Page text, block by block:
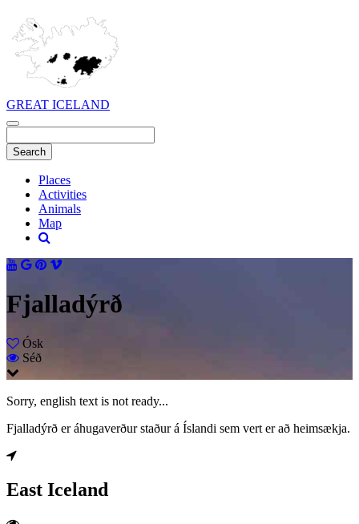
GREAT ICELAND
Places
Activities
Animals
Map
Fjalladýrð
Ósk
Séð
Sorry, english text is not ready...
Fjalladýrð er áhugaverður staður á Íslandi sem vert er að heimsækja.
East Iceland